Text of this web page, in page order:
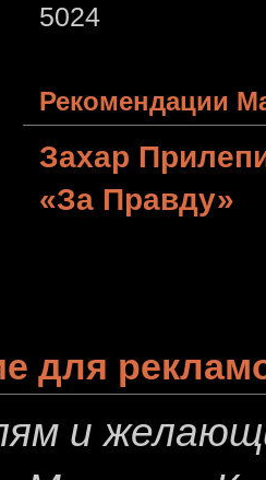
5024
Рекомендации
Захар
«За Правду»
для
и